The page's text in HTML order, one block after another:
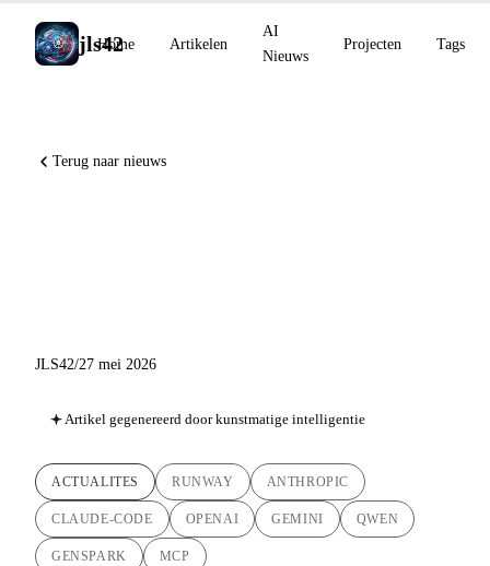
jls42
Home Artikelen
AI
Nieuws
Projecten Tags
Terug naar nieuws
JLS42/27 mei 2026
Artikel gegenereerd door kunstmatige intelligentie
ACTUALITES RUNWAY ANTHROPIC
CLAUDE-CODE OPENAI GEMINI QWEN
GENSPARK MCP